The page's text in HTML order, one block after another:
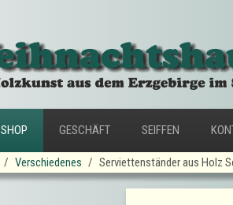
SHOP GESCHÄFT SEIFFEN
Verschiedenes Serviettenständer aus Holz